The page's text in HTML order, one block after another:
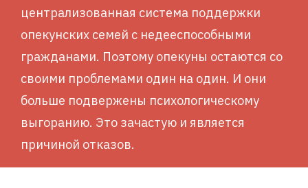
централизованная система поддержки
опекунских семей с недееспособными
гражданами. Поэтому опекуны остаются со
своими проблемами один на один. И они
больше подвержены психологическому
выгоранию. Это зачастую и является
причиной отказов.